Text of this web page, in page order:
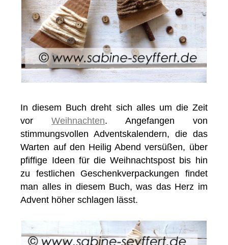
In diesem Buch dreht sich alles um die Zeit
vorWeihnachten. Angefangen von
stimmungsvollen Adventskalendern, die das
Warten auf den Heilig Abend versüßen, über
pfiffige Ideen für die Weihnachtspost bis hin
zu festlichen Geschenkverpackungen findet
man alles in diesem Buch, was das Herz im
Advent höher schlagen lässt.